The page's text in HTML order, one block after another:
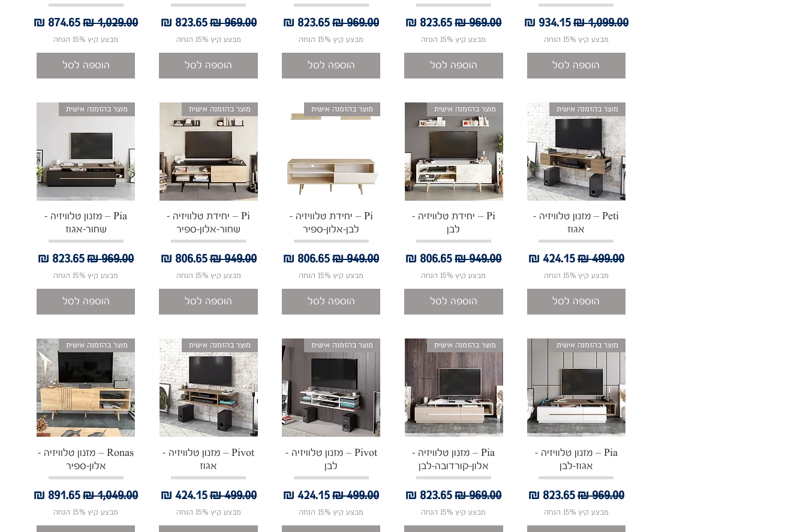
מחיר רגיל‏1,099.00 ‏₪ מחיר מבצע‏934.15 ‏₪
מבצע קיץ 15% הנחה
הוספה לסל
מחיר רגיל‏969.00 ‏₪ מחיר מבצע
מבצע קיץ 15% הנחה
הוספה לסל
מחיר רגילמחיר מבצע
מבצע קיץ 15% הנחה
הוספה לסל
מחיר רגיל‏969.00 ‏₪ מחיר מבצע‏823.65 ‏₪
מבצע קיץ 15% הנחה
הוספה לסל
מחיר רגיל‏1,029.00 ‏₪ מחיר מבצע
מבצע קיץ 15% הנחה
הוספה לסל
תצוגה מהירה
מוצר בהזמנה אישית
Peti – מזנון טלוויזיה -
אגוז
מחיר רגיל‏499.00 ‏₪ מחיר מבצע‏424.15 ‏₪
מבצע קיץ 15% הנחה
הוספה לסל
תצוגה מהירה
מוצר בהזמנה אישית
Pi – יחידת טלוויזיה -
לבן
מחיר רגיל‏949.00 ‏₪ מחיר מבצע
מבצע קיץ 15% הנחה
הוספה לסל
תצוגה מהירה
מוצר בהזמנה אישית
Pi – יחידת טלוויזיה -
לבן-אלון-ספיר
מחיר רגילמחיר מבצע
מבצע קיץ 15% הנחה
הוספה לסל
תצוגה מהירה
מוצר בהזמנה אישית
Pi – יחידת טלוויזיה -
שחור-אלון-ספיר
מחיר רגיל‏949.00 ‏₪ מחיר מבצע‏806.65 ‏₪
מבצע קיץ 15% הנחה
הוספה לסל
תצוגה מהירה
מוצר בהזמנה אישית
Pia – מזנון טלוויזיה -
שחור-אגוז
מחיר רגיל‏969.00 ‏₪ מחיר מבצע
מבצע קיץ 15% הנחה
הוספה לסל
תצוגה מהירה
מוצר בהזמנה אישית
Pia – מזנון טלוויזיה -
אגוז-לבן
מחיר רגיל‏969.00 ‏₪ מחיר מבצע‏823.65 ‏₪
מבצע קיץ 15% הנחה
תצוגה מהירה
מוצר בהזמנה אישית
Pia – מזנון טלוויזיה -
אלון-קורדובה-לבן
מחיר רגיל‏969.00 ‏₪ מחיר מבצע
מבצע קיץ 15% הנחה
תצוגה מהירה
מוצר בהזמנה אישית
Pivot – מזנון טלוויזיה -
לבן
מחיר רגילמחיר מבצע
מבצע קיץ 15% הנחה
תצוגה מהירה
מוצר בהזמנה אישית
Pivot – מזנון טלוויזיה -
אגוז
מחיר רגיל‏499.00 ‏₪ מחיר מבצע‏424.15 ‏₪
מבצע קיץ 15% הנחה
תצוגה מהירה
מוצר בהזמנה אישית
Ronas – מזנון טלוויזיה -
אלון-ספיר
מחיר רגיל‏1,049.00 ‏₪ מחיר מבצע
מבצע קיץ 15% הנחה